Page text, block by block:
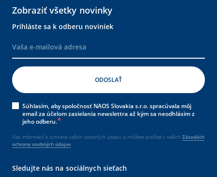
Zobraziť všetky novinky
Prihláste sa k odberu noviniek
Súhlasím, aby spoločnosť NAOS Slovakia s.r.o. spracúvala môj
email za účelom zasielania newslettra až kým sa neodhlásim z
jeho odberu.
Viac informácií o ochrane vašich osobných údajov si môžete prečítať v našich Zásadách
ochrany osobných údajov
Sledujte nás na sociálnych sieťach